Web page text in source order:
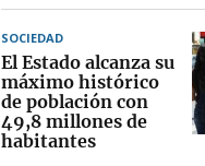
SOCIEDAD
El Estado alcanza su
máximo histórico
de población con
49,8 millones de
habitantes